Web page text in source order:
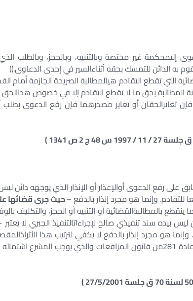
إلىمحكمة غير مختصة وبالتنبيه، وبالحجز، وبالطلب
به الدائن للتمسك بحقه أثناءالسير في إحدى الدعاوى.))
تقطع التقادم هيالمطالبة الصريحة الجازمة أمام
المطالبة بحق ما لا تقطع التقادم إلا في خصوص
تغايرالحقان أو تغاير مصدرهما فإن رفع الدعوى بطلب
رفع الدعوى أوالإعذار أو الإنذار الذي يوجهه دائن
للتقادم. وإنما هو مجرد إنذار بالدفع –حيث جرى قضائها
القانون المدني إنما ينقطع بالمطالبةالقضائية أو التنبيه أو الحجز، والتكليف
بيده سند تنفيذي صالح لإجراءاتالتنفيذ الجبري لا
هو مجرد إنذار بالدفع لا يكفي لترتيب هذا
الذي يقطع التقادم هو التنبيه المنصوص عليه في المادة 281من قانون المرافعات والذي يوجب